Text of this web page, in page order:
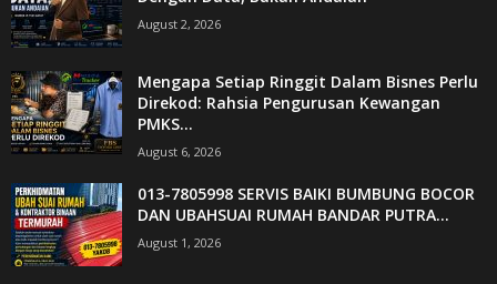
August 2, 2026
Mengapa Setiap Ringgit Dalam Bisnes Perlu
Direkod: Rahsia Pengurusan Kewangan
PMKS...
August 6, 2026
013-7805998 SERVIS BAIKI BUMBUNG BOCOR
DAN UBAHSUAI RUMAH BANDAR PUTRA...
August 1, 2026